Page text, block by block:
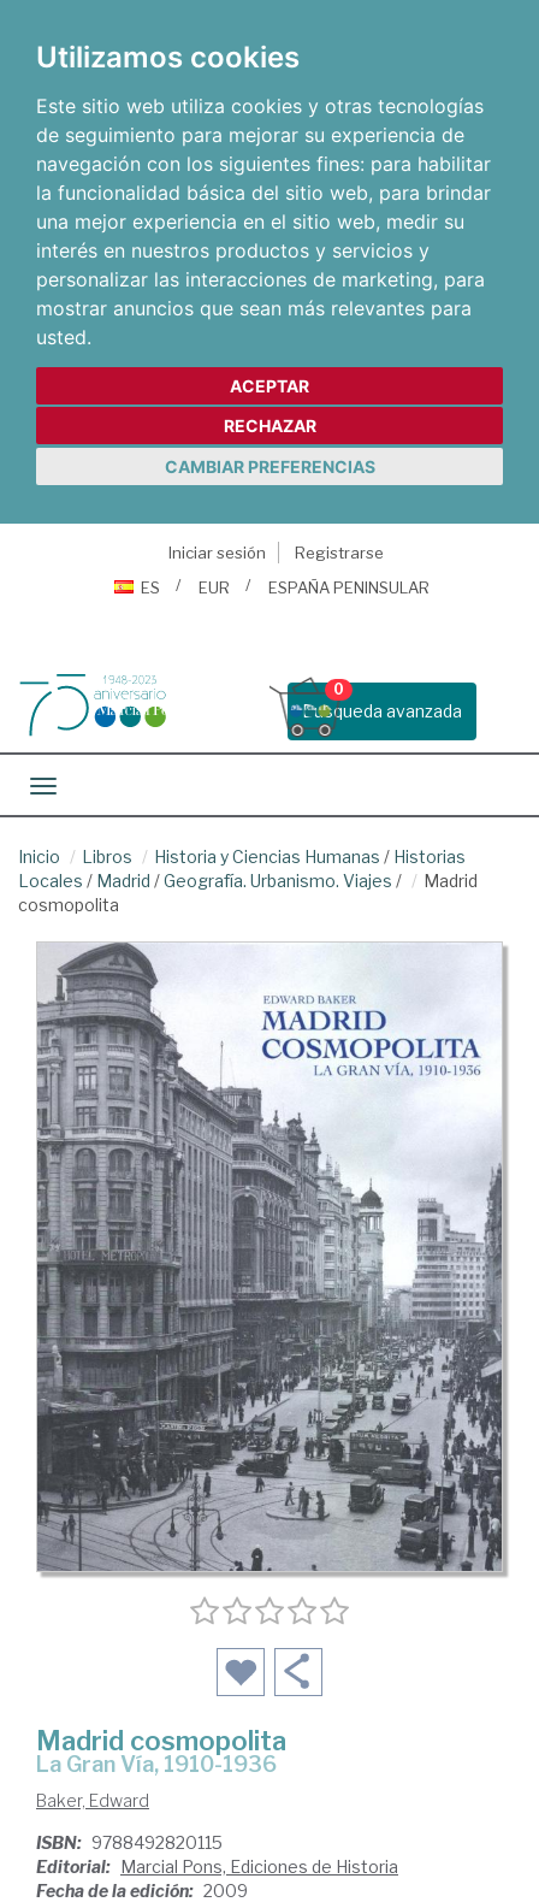
Utilizamos cookies
Este sitio web utiliza cookies y otras tecnologías
de seguimiento para mejorar su experiencia de
navegación con los siguientes fines: para habilitar
la funcionalidad básica del sitio web, para brindar
una mejor experiencia en el sitio web, medir su
interés en nuestros productos y servicios y
personalizar las interacciones de marketing, para
mostrar anuncios que sean más relevantes para
usted.
ACEPTAR
RECHAZAR
CAMBIAR PREFERENCIAS
Iniciar sesión
Registrarse
ES
EUR ESPAÑA PENINSULAR
Busqueda avanzada
0
Toggle navigation
Inicio Libros Historia y Ciencias Humanas / Historias
Locales / Madrid /Geografía. Urbanismo. Viajes /
Madrid
cosmopolita
Madrid cosmopolita
la Gran Vía, 1910-1936
Baker, Edward
ISBN: 9788492820115
Editorial: Marcial Pons, Ediciones de Historia
Fecha de la edición: 2009